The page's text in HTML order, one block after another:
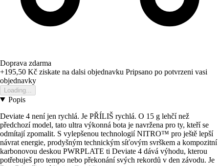
Doprava zdarma
+195,50 Kč ziskate na dalsi objednavku Pripsano po potvrzeni vasi
objednavky
Loading...
Popis
Deviate 4 není jen rychlá. Je PŘÍLIŠ rychlá. O 15 g lehčí než
předchozí model, tato ultra výkonná bota je navržena pro ty, kteří se
odmítají zpomalit. S vylepšenou technologií NITRO™ pro ještě lepší
návrat energie, prodyšným technickým síťovým svrškem a kompozitní
karbonovou deskou PWRPLATE ti Deviate 4 dává výhodu, kterou
potřebuješ pro tempo nebo překonání svých rekordů v den závodu. Je